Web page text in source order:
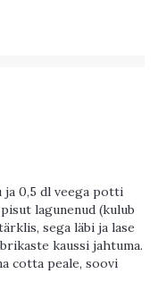
ja 0,5 dl veega potti
lagunenud (kulub
sega läbi ja lase
kaussi jahtuma.
cotta peale, soovi